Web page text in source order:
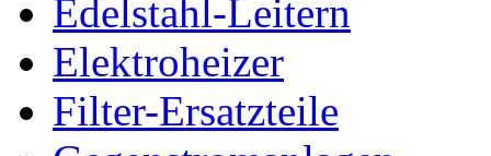
Edelstahl-Leitern
Elektroheizer
Filter-Ersatzteile